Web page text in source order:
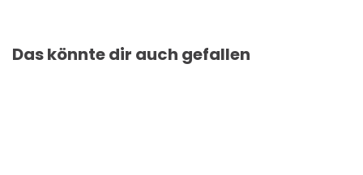
Das könnte dir auch gefallen